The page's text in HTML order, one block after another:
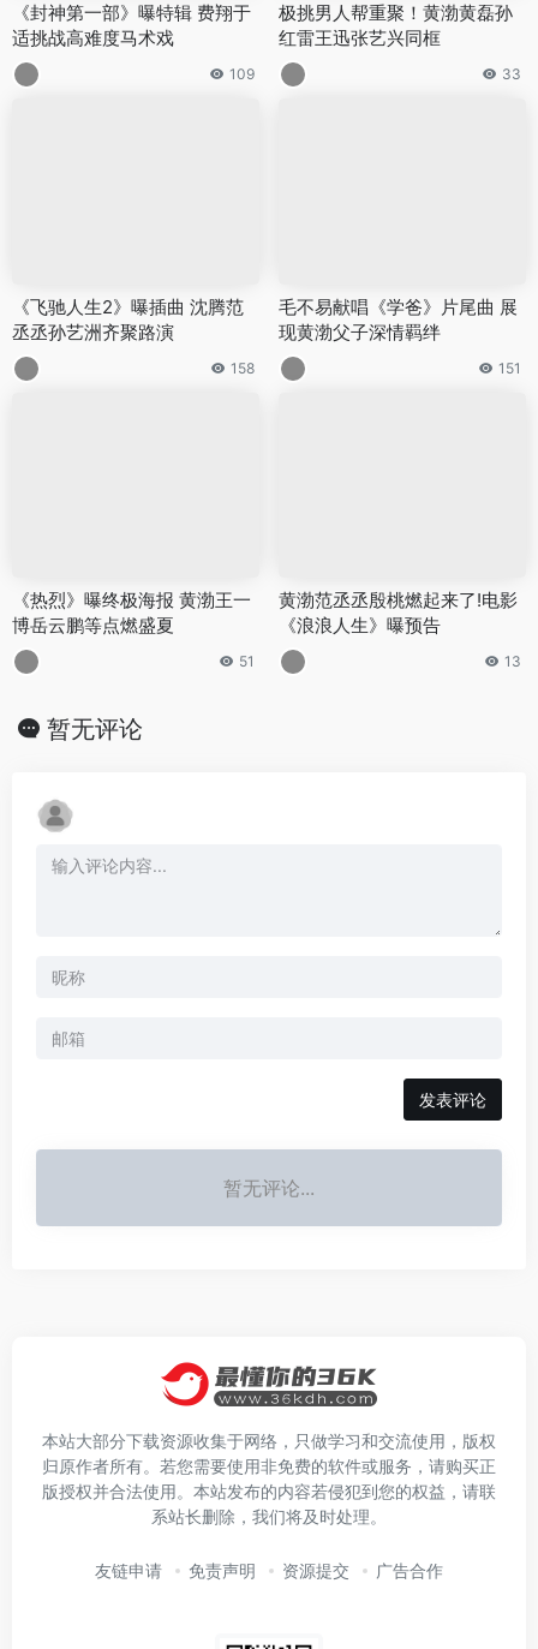
《封神第一部》曝特辑 费翔于
适挑战高难度马术戏
109
极挑男人帮重聚！黄渤黄磊孙
红雷王迅张艺兴同框
33
《飞驰人生2》曝插曲 沈腾范
丞丞孙艺洲齐聚路演
158
毛不易献唱《学爸》片尾曲 展
现黄渤父子深情羁绊
151
《热烈》曝终极海报 黄渤王一
博岳云鹏等点燃盛夏
51
黄渤范丞丞殷桃燃起来了!电影
《浪浪人生》曝预告
13
暂无评论
发表评论
暂无评论...
本站大部分下载资源收集于网络，只做学习和交流使用，版权
归原作者所有。若您需要使用非免费的软件或服务，请购买正
版授权并合法使用。本站发布的内容若侵犯到您的权益，请联
系站长删除，我们将及时处理。
友链申请 免责声明 资源提交 广告合作